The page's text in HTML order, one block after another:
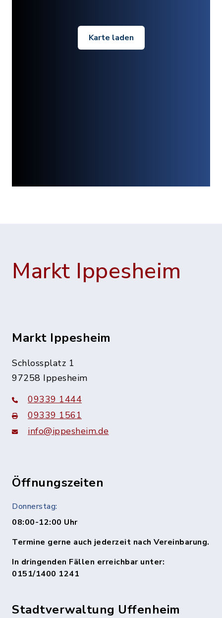
Karte laden
Markt Ippesheim
Markt Ippesheim
Schlossplatz 1
97258 Ippesheim
09339 1444
09339 1561
info@ippesheim.de
Öffnungszeiten
Donnerstag:
08:00-12:00 Uhr
Termine gerne auch jederzeit nach Vereinbarung.
In dringenden Fällen erreichbar unter:
0151/1400 1241
Stadtverwaltung Uffenheim